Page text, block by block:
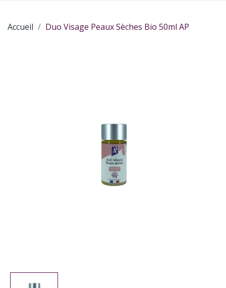
Accueil Duo Visage Peaux Sèches Bio 50ml AP